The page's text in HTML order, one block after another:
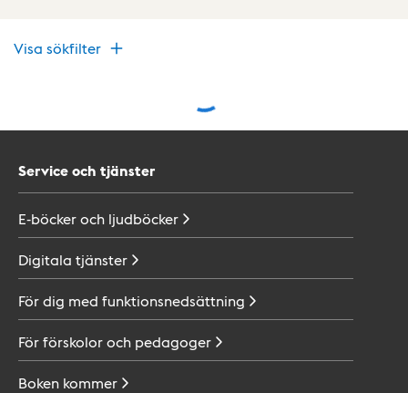
Visa sökfilter
Service och tjänster
E-böcker och ljudböcker
Digitala tjänster
För dig med funktionsnedsättning
För förskolor och pedagoger
Boken kommer